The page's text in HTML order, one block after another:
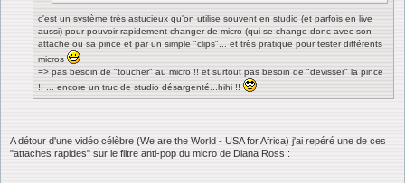
c'est un système très astucieux qu'on utilise souvent en studio (et parfois en live
aussi) pour pouvoir rapidement changer de micro (qui se change donc avec son
attache ou sa pince et par un simple "clips"... et très pratique pour tester différents
micros
=> pas besoin de "toucher" au micro !! et surtout pas besoin de "devisser" la pince
!! ... encore un truc de studio désargenté...hihi !!
A détour d'une vidéo célèbre (We are the World - USA for Africa) j'ai repéré une de ces
"attaches rapides" sur le filtre anti-pop du micro de Diana Ross :